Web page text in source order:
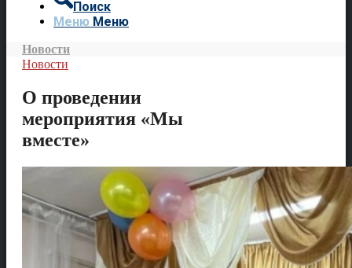
Поиск
Меню Меню
Новости
Новости
О проведении
мероприятия «Мы
вместе»